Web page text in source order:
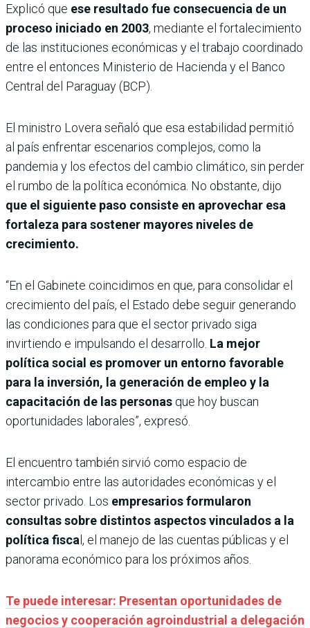
Explicó que ese resultado fue consecuencia de un
proceso iniciado en 2003, mediante el fortalecimiento
de las instituciones económicas y el trabajo coordinado
entre el entonces Ministerio de Hacienda y el Banco
Central del Paraguay (BCP).
El ministro Lovera señaló que esa estabilidad permitió
al país enfrentar escenarios complejos, como la
pandemia y los efectos del cambio climático, sin perder
el rumbo de la política económica. No obstante, dijo
que el siguiente paso consiste en aprovechar esa
fortaleza para sostener mayores niveles de
crecimiento.
“En el Gabinete coincidimos en que, para consolidar el
crecimiento del país, el Estado debe seguir generando
las condiciones para que el sector privado siga
invirtiendo e impulsando el desarrollo. La mejor
política social es promover un entorno favorable
para la inversión, la generación de empleo y la
capacitación de las personas que hoy buscan
oportunidades laborales”, expresó.
El encuentro también sirvió como espacio de
intercambio entre las autoridades económicas y el
sector privado. Los empresarios formularon
consultas sobre distintos aspectos vinculados a la
política fiscal, el manejo de las cuentas públicas y el
panorama económico para los próximos años.
Te puede interesar: Presentan oportunidades de
negocios y cooperación agroindustrial a delegación